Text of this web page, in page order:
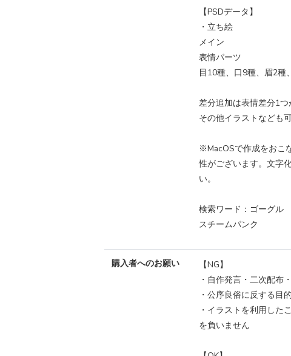
【PSDデータ】
・立ち絵
メイン
表情パーツ
目10種、口9種、眉2種
差分追加は表情差分1つ
その他イラストなども
※MacOSで作成をおこ
性がございます。文字
い。
検索ワード：ゴーグ
スチームパンク
購入者へのお願い
【NG】
・自作発言・二次配布
・公序良俗に反する目
・イラストを利用した
を負いません